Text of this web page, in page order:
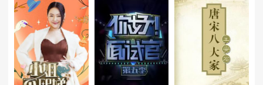
第4期(二) 第4期(三) 第4期(四)
第4期小屋纯享
(三)
第4期小屋纯享
(四)
第5期超长抢先